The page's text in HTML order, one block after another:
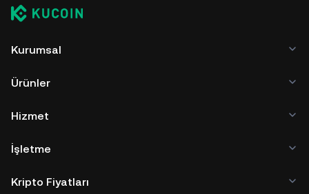
Kurumsal
Ürünler
Hizmet
İşletme
Kripto Fiyatları